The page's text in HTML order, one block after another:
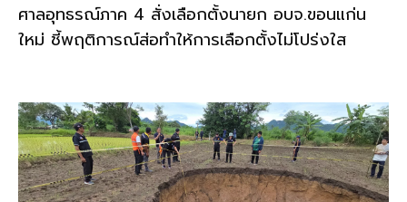
ศาลอุทธรณ์ภาค 4 สั่งเลือกตั้งนายก อบจ.ขอนแก่น
ใหม่ ชี้พฤติการณ์ส่อทำให้การเลือกตั้งไม่โปร่งใส